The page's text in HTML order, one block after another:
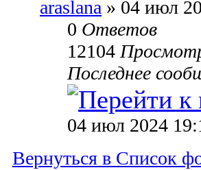
araslana » 04 июл
0 Ответов
12104
Последнее
04 июл 2024
Вернуться в Список